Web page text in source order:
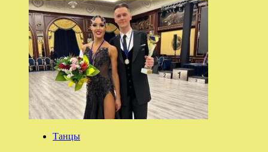
о
Егор
и
Дарья
Петровы
—
чемпионы
мира
по
шоу
среди
WDO
Танцы